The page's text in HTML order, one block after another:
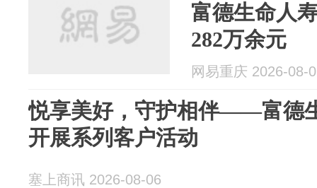
富德生命人
282万余元
网易重庆 2026-08-
悦享美好，守护相伴——富德
开展系列客户活动
塞上商讯 2026-08-06